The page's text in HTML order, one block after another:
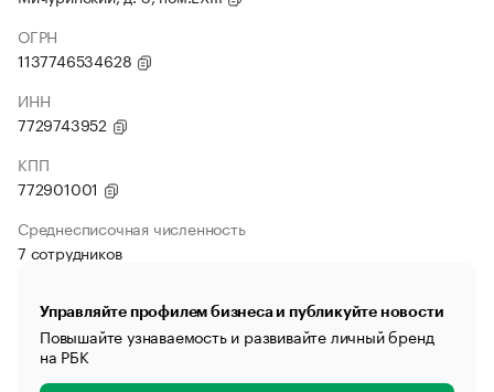
ОГРН
1137746534628
ИНН
7729743952
КПП
772901001
Среднесписочная численность
7 сотрудников
Управляйте профилем бизнеса и публикуйте новости
Повышайте узнаваемость и развивайте личный бренд
на РБК